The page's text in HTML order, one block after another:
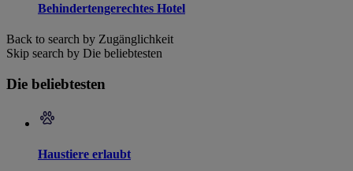
Behindertengerechtes Hotel
Back to search by Zugänglichkeit
Skip search by Die beliebtesten
Die beliebtesten
Haustiere erlaubt